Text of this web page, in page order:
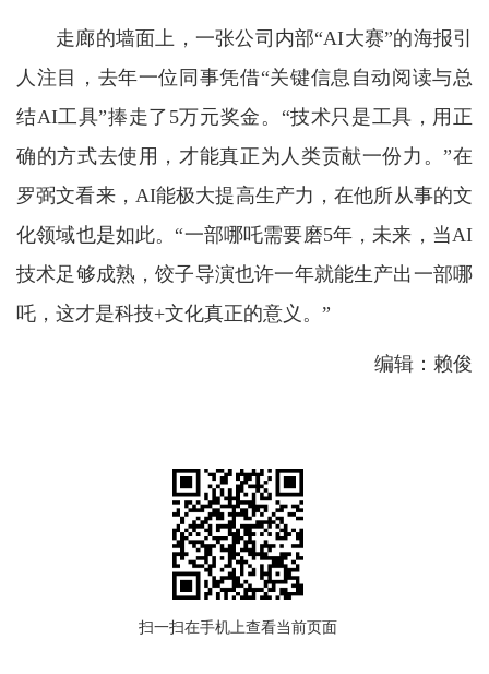
走廊的墙面上，一张公司内部“AI大赛”的海报引
人注目，去年一位同事凭借“关键信息自动阅读与总
结AI工具”捧走了5万元奖金。“技术只是工具，用正
确的方式去使用，才能真正为人类贡献一份力。”在
罗弼文看来，AI能极大提高生产力，在他所从事的文
化领域也是如此。“一部哪吒需要磨5年，未来，当AI
技术足够成熟，饺子导演也许一年就能生产出一部哪
吒，这才是科技+文化真正的意义。”
编辑：赖俊
扫一扫在手机上查看当前页面